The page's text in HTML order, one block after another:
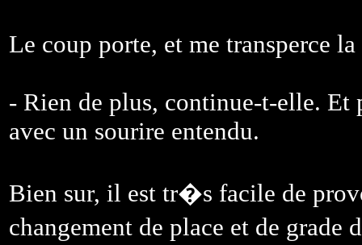
Le coup porte, et me transperce
- Rien de plus, continue-t-elle. Et
avec un sourire entendu.
Bien sur, il est tr�s facile de
changement de place et de